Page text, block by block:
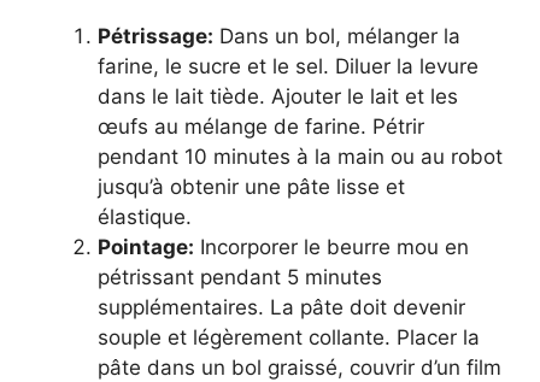
Pétrissage: Dans un bol, mélanger la
farine, le sucre et le sel. Diluer la levure
dans le lait tiède. Ajouter le lait et les
œufs au mélange de farine. Pétrir
pendant 10 minutes à la main ou au robot
jusqu’à obtenir une pâte lisse et
élastique.
Pointage: Incorporer le beurre mou en
pétrissant pendant 5 minutes
supplémentaires. La pâte doit devenir
souple et légèrement collante. Placer la
pâte dans un bol graissé, couvrir d’un film